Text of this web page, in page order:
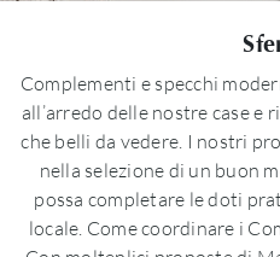
Complementi e specchi
all’arredo delle nostre case
che belli da vedere. I nostri
nella selezione di un buon
possa completare le doti
locale. Come coordinare i